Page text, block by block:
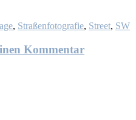
, Straßenfotografie, Street, SW
Kommentar